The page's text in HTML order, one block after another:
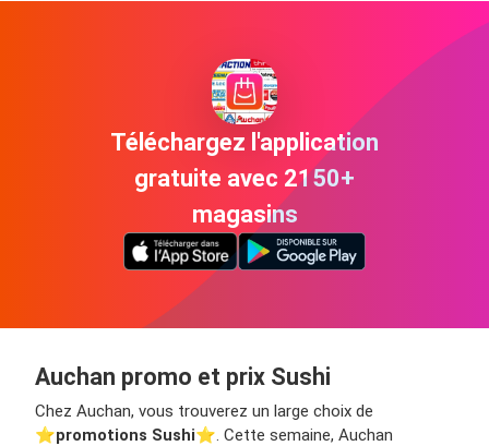
Téléchargez l'application
gratuite avec 2150+
magasins
Auchan promo et prix Sushi
Chez Auchan, vous trouverez un large choix de
⭐️promotions Sushi⭐️. Cette semaine, Auchan